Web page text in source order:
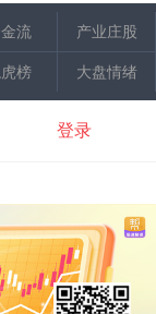
流
产业庄股
榜 大盘情绪
登录
有限公司
Reserved.